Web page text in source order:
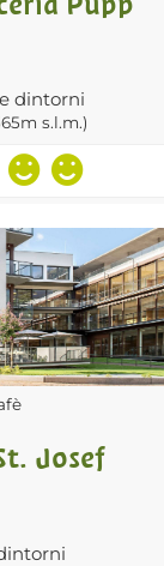
dintorni
s.l.m.)
Josef